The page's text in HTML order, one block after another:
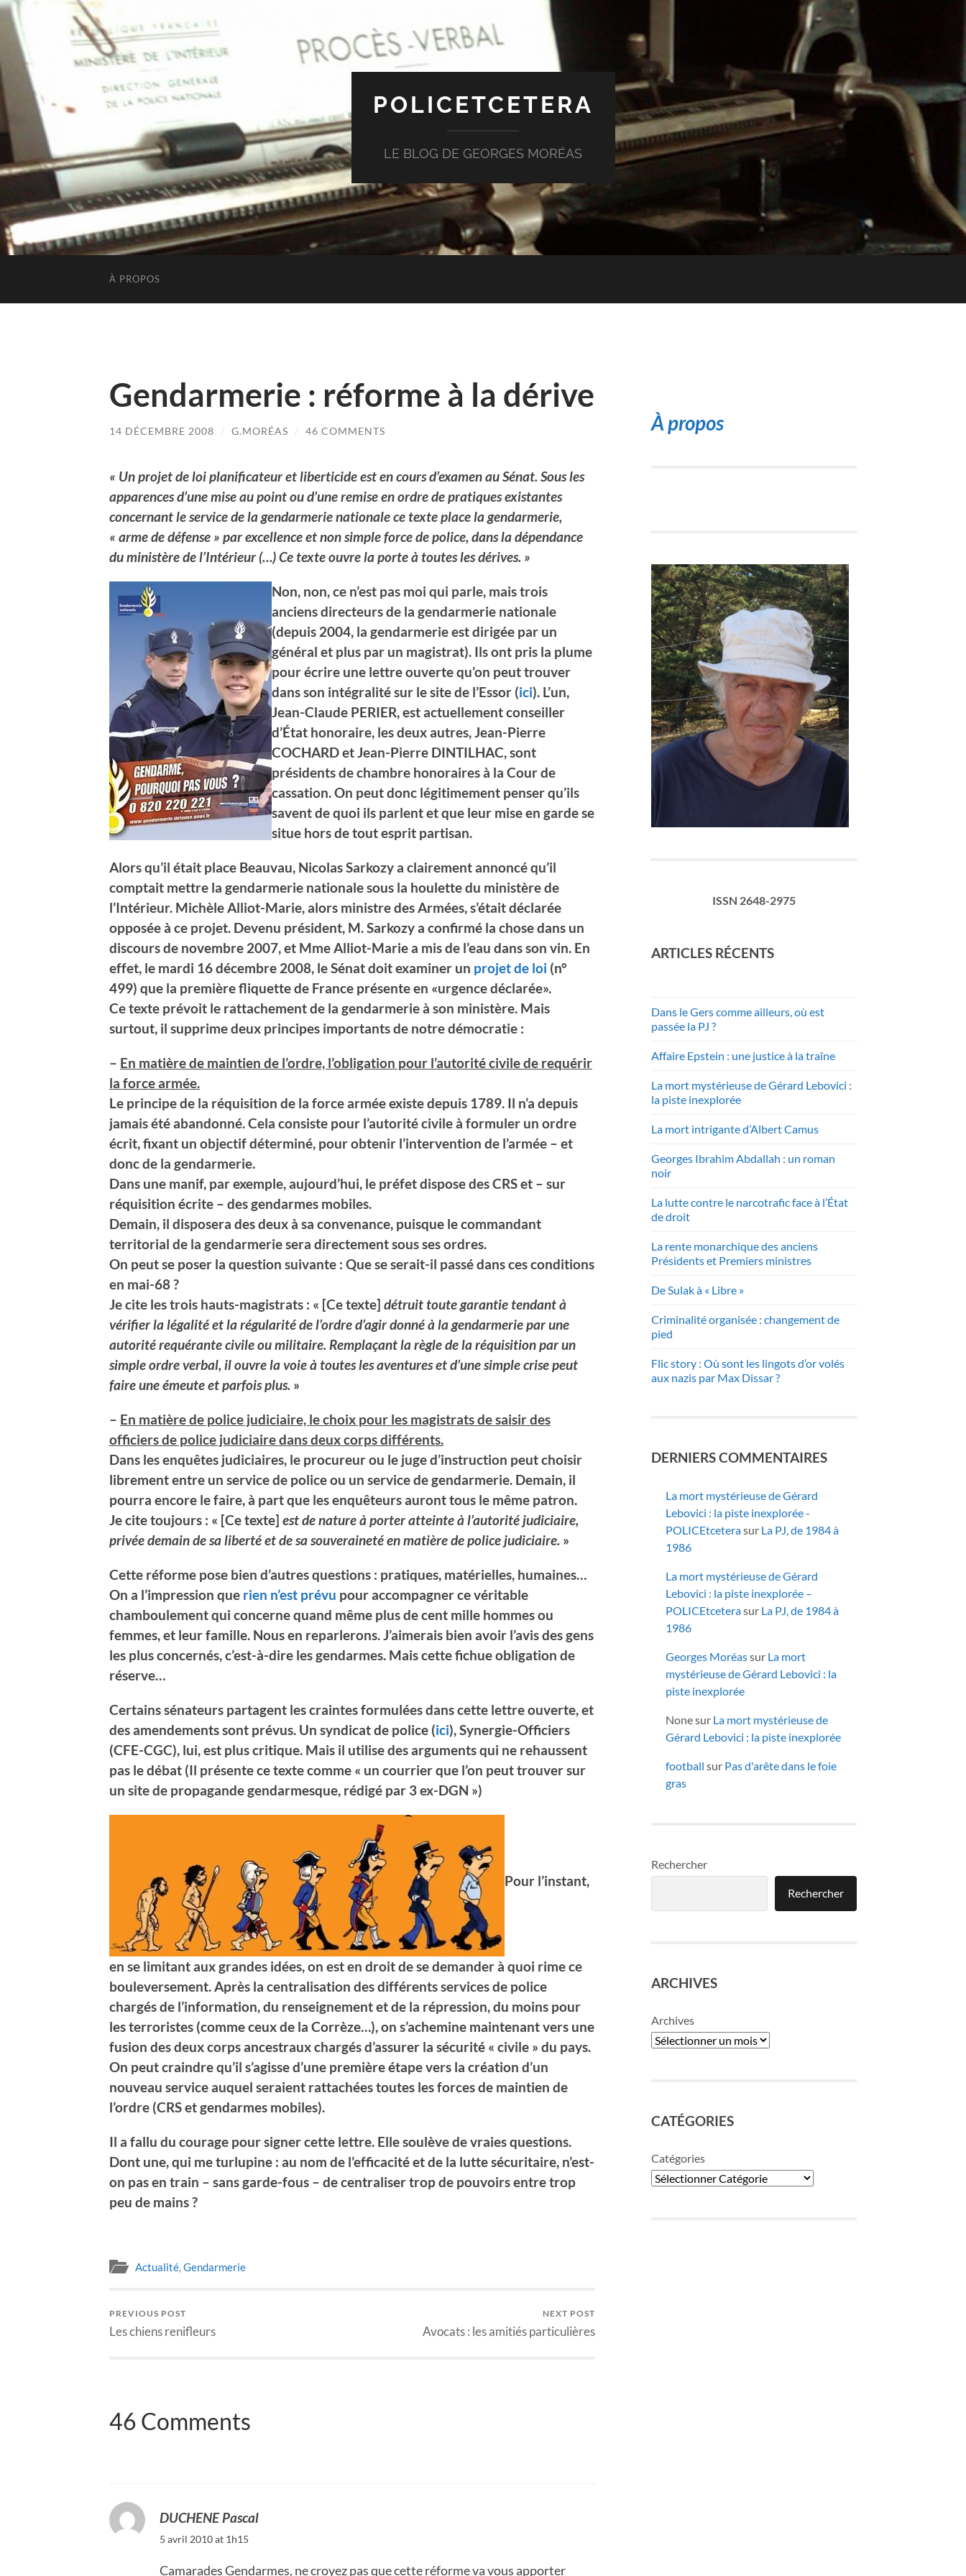
POLICETCETERA
LE BLOG DE GEORGES MORÉAS
À PROPOS
Gendarmerie : réforme à la dérive
14 DÉCEMBRE 2008 / G.MORÉAS / 46 COMMENTS
« Un projet de loi planificateur et liberticide est en cours d’examen au Sénat. Sous les
apparences d’une mise au point ou d’une remise en ordre de pratiques existantes
concernant le service de la gendarmerie nationale ce texte place la gendarmerie,
« arme de défense » par excellence et non simple force de police, dans la dépendance
du ministère de l’Intérieur (…) Ce texte ouvre la porte à toutes les dérives. »
Non, non, ce n’est pas moi qui parle, mais trois
anciens directeurs de la gendarmerie nationale
(depuis 2004, la gendarmerie est dirigée par un
général et plus par un magistrat). Ils ont pris la plume
pour écrire une lettre ouverte qu’on peut trouver
dans son intégralité sur le site de l’Essor (ici). L’un,
Jean-Claude PERIER, est actuellement conseiller
d’État honoraire, les deux autres, Jean-Pierre
COCHARD et Jean-Pierre DINTILHAC, sont
présidents de chambre honoraires à la Cour de
cassation. On peut donc légitimement penser qu’ils
savent de quoi ils parlent et que leur mise en garde se
situe hors de tout esprit partisan.
Alors qu’il était place Beauvau, Nicolas Sarkozy a clairement annoncé qu’il
comptait mettre la gendarmerie nationale sous la houlette du ministère de
l’Intérieur. Michèle Alliot-Marie, alors ministre des Armées, s’était déclarée
opposée à ce projet. Devenu président, M. Sarkozy a confirmé la chose dans un
discours de novembre 2007, et Mme Alliot-Marie a mis de l’eau dans son vin. En
effet, le mardi 16 décembre 2008, le Sénat doit examiner un projet de loi (n°
499) que la première fliquette de France présente en «urgence déclarée».
Ce texte prévoit le rattachement de la gendarmerie à son ministère. Mais
surtout, il supprime deux principes importants de notre démocratie :
– En matière de maintien de l’ordre, l’obligation pour l’autorité civile de requérir
la force armée.
Le principe de la réquisition de la force armée existe depuis 1789. Il n’a depuis
jamais été abandonné. Cela consiste pour l’autorité civile à formuler un ordre
écrit, fixant un objectif déterminé, pour obtenir l’intervention de l’armée – et
donc de la gendarmerie.
Dans une manif, par exemple, aujourd’hui, le préfet dispose des CRS et – sur
réquisition écrite – des gendarmes mobiles.
Demain, il disposera des deux à sa convenance, puisque le commandant
territorial de la gendarmerie sera directement sous ses ordres.
On peut se poser la question suivante : Que se serait-il passé dans ces conditions
en mai-68 ?
Je cite les trois hauts-magistrats : « [Ce texte] détruit toute garantie tendant à
vérifier la légalité et la régularité de l’ordre d’agir donné à la gendarmerie par une
autorité requérante civile ou militaire. Remplaçant la règle de la réquisition par un
simple ordre verbal, il ouvre la voie à toutes les aventures et d’une simple crise peut
faire une émeute et parfois plus. »
– En matière de police judiciaire, le choix pour les magistrats de saisir des
officiers de police judiciaire dans deux corps différents.
Dans les enquêtes judiciaires, le procureur ou le juge d’instruction peut choisir
librement entre un service de police ou un service de gendarmerie. Demain, il
pourra encore le faire, à part que les enquêteurs auront tous le même patron.
Je cite toujours : « [Ce texte] est de nature à porter atteinte à l’autorité judiciaire,
privée demain de sa liberté et de sa souveraineté en matière de police judiciaire. »
Cette réforme pose bien d’autres questions : pratiques, matérielles, humaines…
On a l’impression que rien n’est prévu pour accompagner ce véritable
chamboulement qui concerne quand même plus de cent mille hommes ou
femmes, et leur famille. Nous en reparlerons. J’aimerais bien avoir l’avis des gens
les plus concernés, c’est-à-dire les gendarmes. Mais cette fichue obligation de
réserve…
Certains sénateurs partagent les craintes formulées dans cette lettre ouverte, et
des amendements sont prévus. Un syndicat de police (ici), Synergie-Officiers
(CFE-CGC), lui, est plus critique. Mais il utilise des arguments qui ne rehaussent
pas le débat (Il présente ce texte comme « un courrier que l’on peut trouver sur
un site de propagande gendarmesque, rédigé par 3 ex-DGN »)
Pour l’instant,
en se limitant aux grandes idées, on est en droit de se demander à quoi rime ce
bouleversement. Après la centralisation des différents services de police
chargés de l’information, du renseignement et de la répression, du moins pour
les terroristes (comme ceux de la Corrèze…), on s’achemine maintenant vers une
fusion des deux corps ancestraux chargés d’assurer la sécurité « civile » du pays.
On peut craindre qu’il s’agisse d’une première étape vers la création d’un
nouveau service auquel seraient rattachées toutes les forces de maintien de
l’ordre (CRS et gendarmes mobiles).
Il a fallu du courage pour signer cette lettre. Elle soulève de vraies questions.
Dont une, qui me turlupine : au nom de l’efficacité et de la lutte sécuritaire, n’est-
on pas en train – sans garde-fous – de centraliser trop de pouvoirs entre trop
peu de mains ?
Actualité,Gendarmerie
PREVIOUS POST
Les chiens renifleurs
NEXT POST
Avocats : les amitiés particulières
46 Comments
DUCHENE Pascal
5 avril 2010 at 1h15
Camarades Gendarmes, ne croyez pas que cette réforme va vous apporter
À propos
ISSN 2648-2975
ARTICLES RÉCENTS
Dans le Gers comme ailleurs, où est
passée la PJ ?
Affaire Epstein : une justice à la traîne
La mort mystérieuse de Gérard Lebovici :
la piste inexplorée
La mort intrigante d’Albert Camus
Georges Ibrahim Abdallah : un roman
noir
La lutte contre le narcotrafic face à l’État
de droit
La rente monarchique des anciens
Présidents et Premiers ministres
De Sulak à « Libre »
Criminalité organisée : changement de
pied
Flic story : Où sont les lingots d’or volés
aux nazis par Max Dissar ?
DERNIERS COMMENTAIRES
La mort mystérieuse de Gérard
Lebovici : la piste inexplorée -
POLICEtceterasur La PJ, de 1984 à
1986
La mort mystérieuse de Gérard
Lebovici : la piste inexplorée –
POLICEtceterasur La PJ, de 1984 à
1986
Georges Moréassur La mort
mystérieuse de Gérard Lebovici : la
piste inexplorée
Nonesur La mort mystérieuse de
Gérard Lebovici : la piste inexplorée
football sur Pas d'arête dans le foie
gras
Rechercher
Rechercher
ARCHIVES
Archives
CATÉGORIES
Catégories